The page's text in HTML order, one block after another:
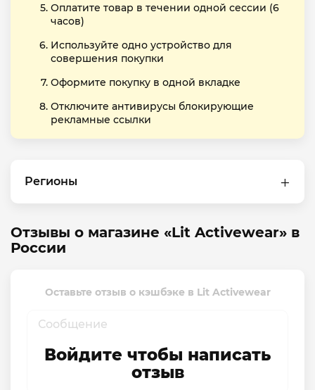
Оплатите товар в течении одной сессии (6
часов)
Используйте одно устройство для
совершения покупки
Оформите покупку в одной вкладке
Отключите антивирусы блокирующие
рекламные ссылки
Регионы
Отзывы о магазине «Lit Activewear» в
России
Оставьте отзыв о кэшбэке в Lit Activewear
Войдите чтобы написать
отзыв